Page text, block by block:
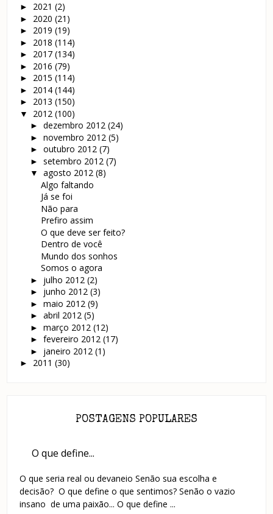
► 2021(2)
► 2020(21)
► 2019(19)
► 2018(114)
► 2017(134)
► 2016(79)
► 2015(114)
► 2014(144)
► 2013(150)
▼ 2012(100)
► dezembro 2012 (24)
► novembro 2012 (5)
► outubro 2012 (7)
► setembro 2012 (7)
▼ agosto 2012 (8)
Algo faltando
Já se foi
Não para
Prefiro assim
O que deve ser feito?
Dentro de você
Mundo dos sonhos
Somos o agora
► julho 2012 (2)
► junho 2012 (3)
► maio 2012 (9)
► abril 2012 (5)
► março 2012 (12)
► fevereiro 2012 (17)
► janeiro 2012 (1)
► 2011(30)
POSTAGENS POPULARES
O que define...
O que seria real ou devaneio Senão sua escolha e
decisão? O que define o que sentimos? Senão o vazio
insano de uma paixão... O que define ...